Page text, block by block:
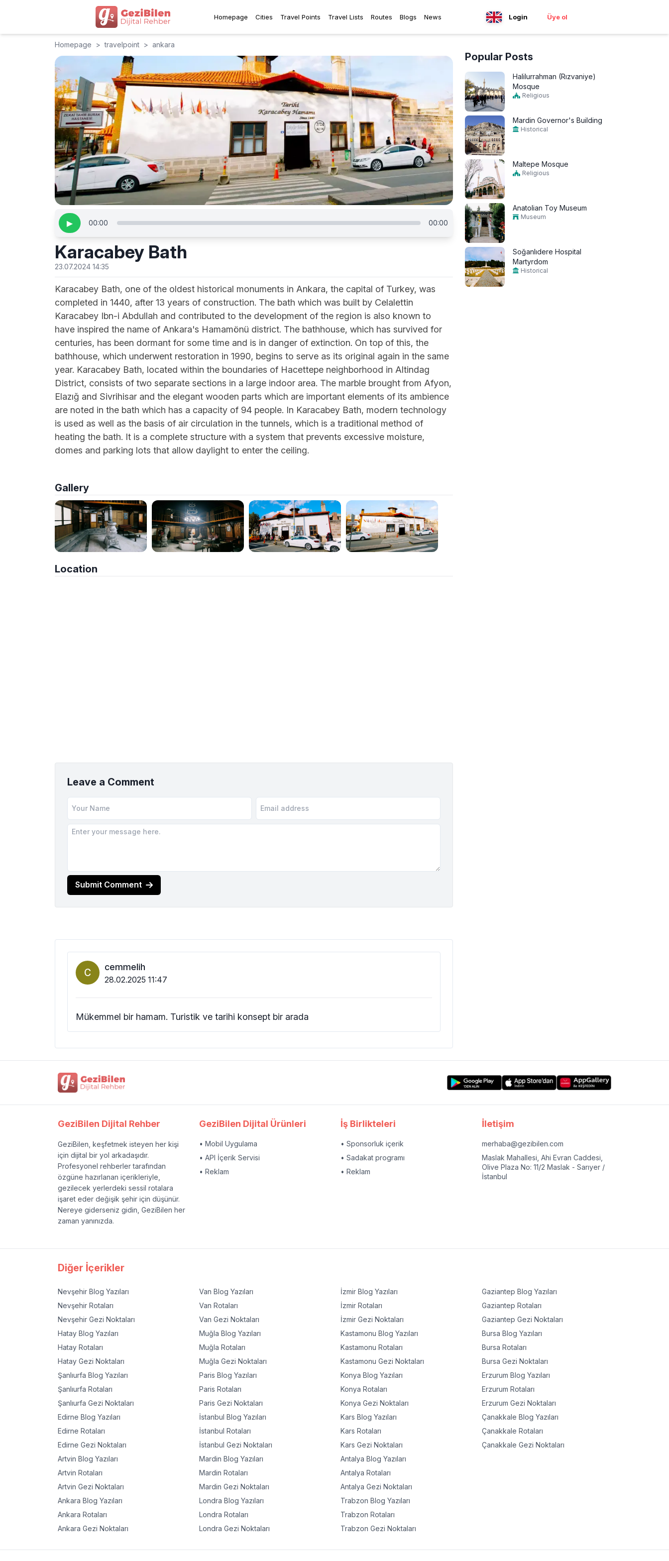
Homepage Cities Travel Points Travel Lists Routes Blogs News Login Üye ol
Homepage > travelpoint > ankara
▶ 00:00 00:00
Karacabey Bath
23.07.2024 14:35
Karacabey Bath, one of the oldest historical monuments in Ankara, the capital of Turkey, was
completed in 1440, after 13 years of construction. The bath which was built by Celalettin
Karacabey Ibn-i Abdullah and contributed to the development of the region is also known to
have inspired the name of Ankara's Hamamönü district. The bathhouse, which has survived for
centuries, has been dormant for some time and is in danger of extinction. On top of this, the
bathhouse, which underwent restoration in 1990, begins to serve as its original again in the same
year. Karacabey Bath, located within the boundaries of Hacettepe neighborhood in Altindag
District, consists of two separate sections in a large indoor area. The marble brought from Afyon,
Elazığ and Sivrihisar and the elegant wooden parts which are important elements of its ambience
are noted in the bath which has a capacity of 94 people. In Karacabey Bath, modern technology
is used as well as the basis of air circulation in the tunnels, which is a traditional method of
heating the bath. It is a complete structure with a system that prevents excessive moisture,
domes and parking lots that allow daylight to enter the ceiling.
Gallery
Location
Leave a Comment
Submit Comment
C cemmelih
28.02.2025 11:47
Mükemmel bir hamam. Turistik ve tarihi konsept bir arada
Popular Posts
Halilurrahman (Rızvaniye)
Mosque
Religious
Mardin Governor's Building
Historical
Maltepe Mosque
Religious
Anatolian Toy Museum
Museum
Soğanlıdere Hospital
Martyrdom
Historical
GeziBilen Dijital Rehber
GeziBilen, keşfetmek isteyen her kişi
için dijital bir yol arkadaşıdır.
Profesyonel rehberler tarafından
özgüne hazırlanan içerikleriyle,
gezilecek yerlerdeki sessil rotalara
işaret eder değişik şehir için düşünür.
Nereye giderseniz gidin, GeziBilen her
zaman yanınızda.
GeziBilen Dijital Ürünleri
• Mobil Uygulama
• API İçerik Servisi
• Reklam
İş Birlikteleri
• Sponsorluk içerik
• Sadakat programı
• Reklam
İletişim
merhaba@gezibilen.com
Maslak Mahallesi, Ahi Evran Caddesi,
Olive Plaza No: 11/2 Maslak - Sarıyer /
İstanbul
Diğer İçerikler
Nevşehir Blog Yazıları
Nevşehir Rotaları
Nevşehir Gezi Noktaları
Hatay Blog Yazıları
Hatay Rotaları
Hatay Gezi Noktaları
Şanlıurfa Blog Yazıları
Şanlıurfa Rotaları
Şanlıurfa Gezi Noktaları
Edirne Blog Yazıları
Edirne Rotaları
Edirne Gezi Noktaları
Artvin Blog Yazıları
Artvin Rotaları
Artvin Gezi Noktaları
Ankara Blog Yazıları
Ankara Rotaları
Ankara Gezi Noktaları
Van Blog Yazıları
Van Rotaları
Van Gezi Noktaları
Muğla Blog Yazıları
Muğla Rotaları
Muğla Gezi Noktaları
Paris Blog Yazıları
Paris Rotaları
Paris Gezi Noktaları
İstanbul Blog Yazıları
İstanbul Rotaları
İstanbul Gezi Noktaları
Mardin Blog Yazıları
Mardin Rotaları
Mardin Gezi Noktaları
Londra Blog Yazıları
Londra Rotaları
Londra Gezi Noktaları
İzmir Blog Yazıları
İzmir Rotaları
İzmir Gezi Noktaları
Kastamonu Blog Yazıları
Kastamonu Rotaları
Kastamonu Gezi Noktaları
Konya Blog Yazıları
Konya Rotaları
Konya Gezi Noktaları
Kars Blog Yazıları
Kars Rotaları
Kars Gezi Noktaları
Antalya Blog Yazıları
Antalya Rotaları
Antalya Gezi Noktaları
Trabzon Blog Yazıları
Trabzon Rotaları
Trabzon Gezi Noktaları
Gaziantep Blog Yazıları
Gaziantep Rotaları
Gaziantep Gezi Noktaları
Bursa Blog Yazıları
Bursa Rotaları
Bursa Gezi Noktaları
Erzurum Blog Yazıları
Erzurum Rotaları
Erzurum Gezi Noktaları
Çanakkale Blog Yazıları
Çanakkale Rotaları
Çanakkale Gezi Noktaları